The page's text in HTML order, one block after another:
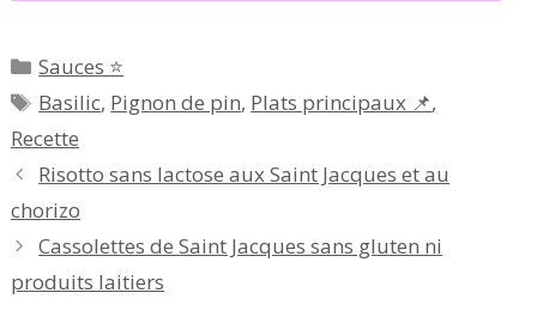
Catégories
Sauces ⭐
Étiquettes
Basilic, Pignon de pin, Plats principaux 📌,
Recette
Risotto sans lactose aux Saint Jacques et au
chorizo
Cassolettes de Saint Jacques sans gluten ni
produits laitiers